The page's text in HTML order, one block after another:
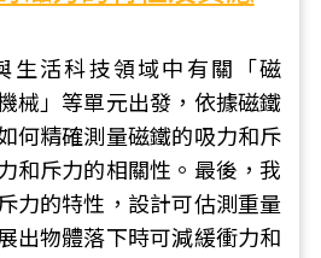
生活科技領域中有關「磁
械」等單元出發，依據磁鐵
何精確測量磁鐵的吸力和斥
和斥力的相關性。最後，我
力的特性，設計可估測重量
出物體落下時可減緩衝力和